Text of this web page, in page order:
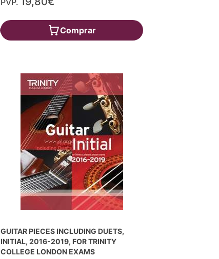
PVP.
Comprar
GUITAR PIECES INCLUDING DUETS,
INITIAL, 2016-2019, FOR TRINITY
COLLEGE LONDON EXAMS